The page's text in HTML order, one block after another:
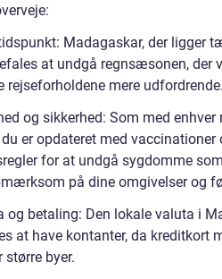
Madagaskar, der ligger
at undgå regnsæsonen, der
rejseforholdene mere udfordrende.
og sikkerhed: Som med
er opdateret med vaccinationer
for at undgå sygdomme
på dine omgivelser og
og betaling: Den lokale valuta i
at have kontanter, da kreditkort
større byer.